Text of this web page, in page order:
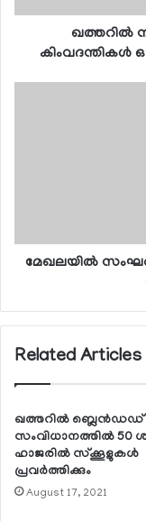
ഖത്തറില്‍
കിംവദന്തികള്‍
മേഖലയില്‍
Related Articles
ഖത്തറില്‍ ബ്ലെന്‍ഡഡ്
സംവിധാനത്തില്‍ 50
ഹാജരില്‍ സ്‌ക്കൂളുകള്‍
പ്രവര്‍ത്തിക്കും
August 17, 2021